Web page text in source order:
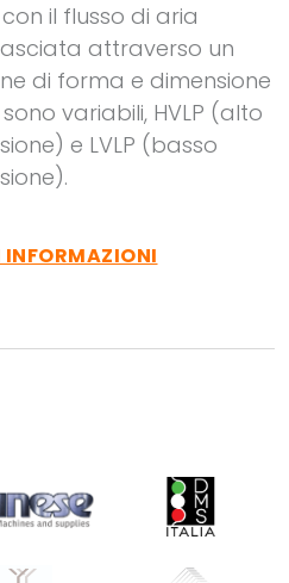
il flusso di aria
attraverso un
di forma e dimensione
variabili, HVLP (alto
e LVLP (basso